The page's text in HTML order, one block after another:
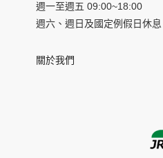
週一至週五 09:00~18:00
週六、週日及國定例假日休息
關於我們